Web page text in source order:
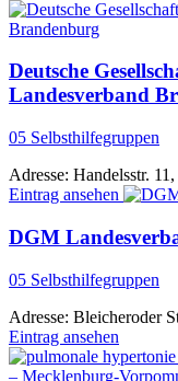
Deutsche
Landesverband
05 Selbsthilfegruppen
Adresse: Handelsstr.
Eintrag ansehen
DGM
05 Selbsthilfegruppen
Adresse: Bleicheroder
Eintrag ansehen